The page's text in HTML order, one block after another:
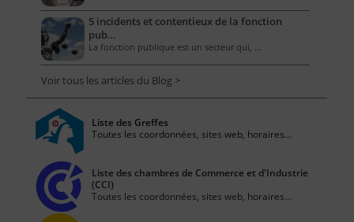
5 incidents et contentieux de la fonction
pub…
La fonction publique est un secteur qui, …
Voir tous les articles du Blog >
Liste des Greffes
Toutes les coordonnées, sites web, horaires...
Liste des chambres de Commerce et d'Industrie
(CCI)
Toutes les coordonnées, sites web, horaires...